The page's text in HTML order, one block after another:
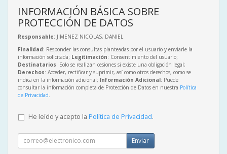
INFORMACIÓN BÁSICA SOBRE
PROTECCIÓN DE DATOS
Responsable: JIMENEZ NICOLAS, DANIEL
Finalidad: Responder las consultas planteadas por el usuario y enviarle la
información solicitada; Legitimación: Consentimiento del usuario;
Destinatarios: Solo se realizan cesiones si existe una obligación legal;
Derechos: Acceder, rectificar y suprimir, así como otros derechos, como se
indica en la información adicional; Información Adicional: Puede
consultar la información completa de Protección de Datos en nuestra Política
de Privacidad
He leído y acepto la Política de Privacidad.
Enviar